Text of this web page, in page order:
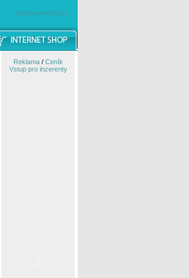
windowsmobile.cz
Reklama/ Ceník
Vstup pro inzerenty